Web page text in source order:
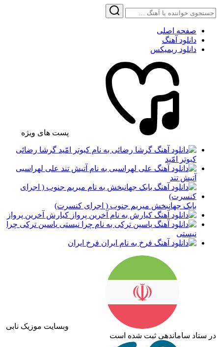
صفحه اصلی
دانلود آهنگ
دانلود ریمیکس
پست های ویژه
گرشا رضائی
کبوتر امّید
علی لهراسبی
آتیش تند
بابک جهانبخش میریم جنوب ( اجرای کنسرت)
کیارش آخرین پرواز
یاسین ترکی چرا
نیستی
فرخ ایران
وبسایت موزیک نابی
در ستاد ساماندهی ثبت شده است